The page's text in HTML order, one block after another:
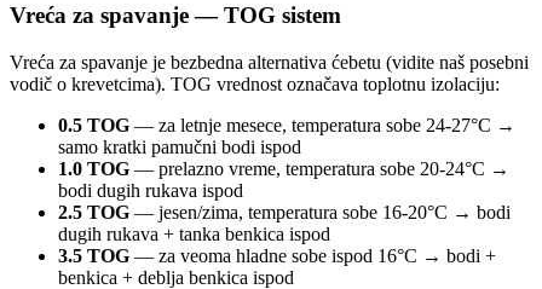
Vreća za spavanje — TOG sistem
Vreća za spavanje je bezbedna alternativa ćebetu (vidite naš posebni
vodič o krevetcima). TOG vrednost označava toplotnu izolaciju:
0.5 TOG — za letnje mesece, temperatura sobe 24-27°C →
samo kratki pamučni bodi ispod
1.0 TOG — prelazno vreme, temperatura sobe 20-24°C →
bodi dugih rukava ispod
2.5 TOG — jesen/zima, temperatura sobe 16-20°C → bodi
dugih rukava + tanka benkica ispod
3.5 TOG — za veoma hladne sobe ispod 16°C → bodi +
benkica + deblja benkica ispod